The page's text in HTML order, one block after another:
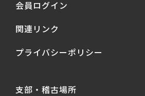
会員ログイン
関連リンク
プライバシーポリシー
支部・稽古場所